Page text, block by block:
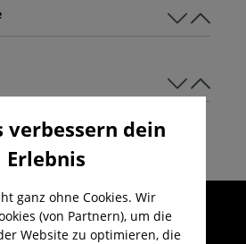
Kundenservice
auf Rechnung
verbessern dein
Erlebnis
ganz ohne Cookies. Wir
(von Partnern), um die
Website zu optimieren, die